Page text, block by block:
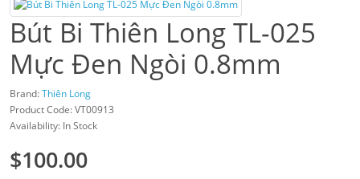
Bút Bi Thiên Long TL-025
Mực Đen Ngòi 0.8mm
Brand:Thiên Long
Product Code: VT00913
Availability: In Stock
$100.00